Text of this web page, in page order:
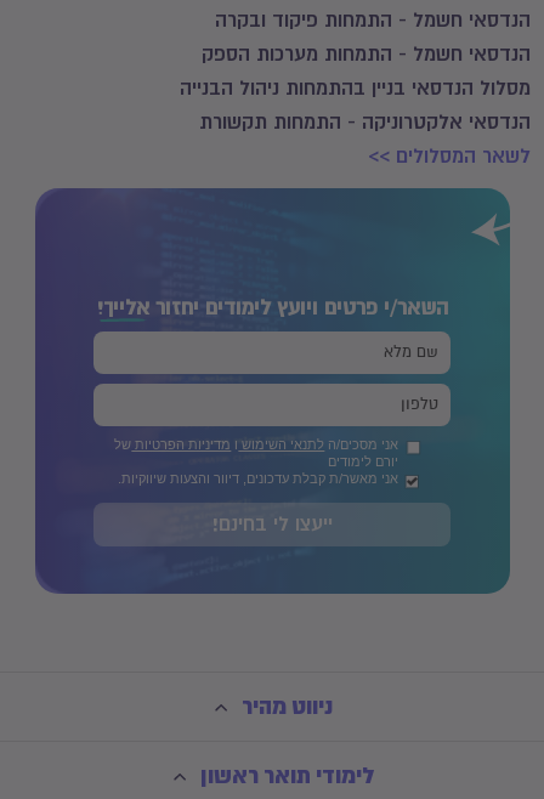
הנדסאי חשמל - התמחות פיקוד ובקרה
הנדסאי חשמל - התמחות מערכות הספק
מסלול הנדסאי בניין בהתמחות ניהול הבנייה
הנדסאי אלקטרוניקה - התמחות תקשורת
לשאר המסלולים >>
השאר/י פרטים ויועץ לימודים יחזוראלייך!
אני מסכים/ה לתנאי השימוש ו מדיניות הפרטיות של
יורם לימודים
אני מאשר/ת קבלת עדכונים, דיוור והצעות שיווקיות.
ייעצו לי בחינם!
ניווט מהיר
לימודי תואר ראשון